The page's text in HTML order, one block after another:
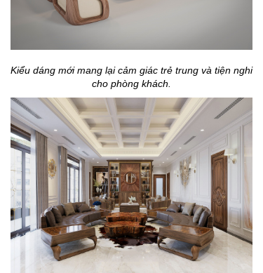
Kiểu dáng mới mang lại cảm giác trẻ trung và tiện nghi
cho phòng khách.